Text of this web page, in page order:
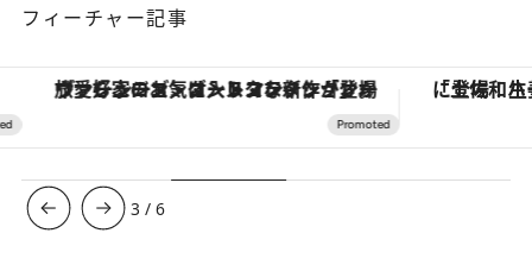
フィーチャー記事
ヴァシュロン・コンスタンタン「オーヴァーシーズ・オートマティック」。旅愛好家のお気に入りコレクションから、ジェンダーレスな新作が登場
3 /6